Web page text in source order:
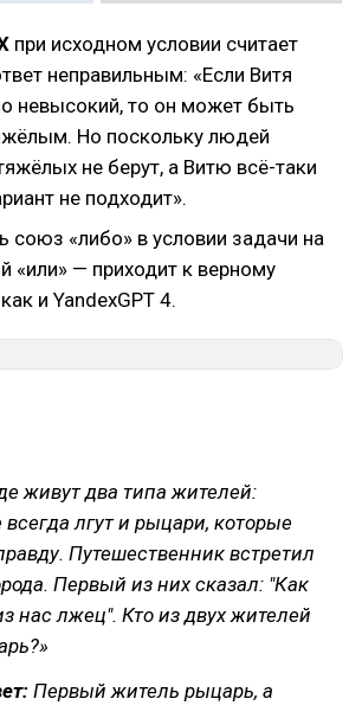
при исходном условии считает
неправильным: «Если Витя
невысокий, то он может быть
Но поскольку людей
не берут, а Витю всё-таки
не подходит».
союз «либо» в условии задачи на
«или» — приходит к верному
и YandexGPT 4.
живут два типа жителей:
лгут и рыцари, которые
Путешественник встретил
Первый из них сказал: "Как
нас лжец". Кто из двух жителей
Первый житель рыцарь, а